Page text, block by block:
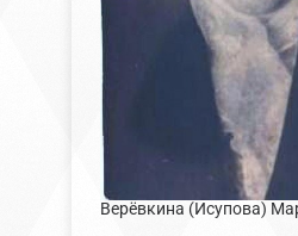
Верёвкина (Исупова)